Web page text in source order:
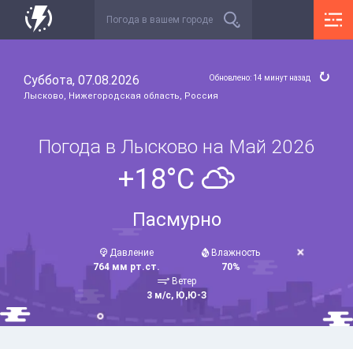
Суббота, 07.08.2026
Лысково, Нижегородская область, Россия
Обновлено: 14 минут назад
Погода в Лысково на Май 2026
+18°C
Пасмурно
Давление
764 мм рт.ст.
Влажность
70%
Ветер
3 м/с, Ю,Ю-З